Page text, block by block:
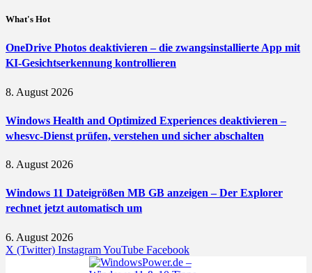
What's Hot
OneDrive Photos deaktivieren – die zwangsinstallierte App mit
KI-Gesichtserkennung kontrollieren
8. August 2026
Windows Health and Optimized Experiences deaktivieren –
whesvc-Dienst prüfen, verstehen und sicher abschalten
8. August 2026
Windows 11 Dateigrößen MB GB anzeigen – Der Explorer
rechnet jetzt automatisch um
6. August 2026
X (Twitter) InstagramYouTube Facebook